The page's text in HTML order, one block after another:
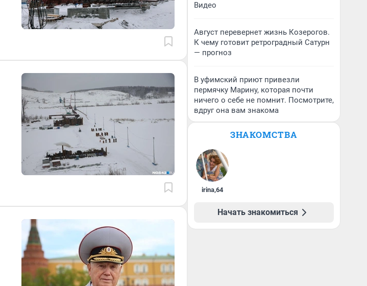
Видео
Август перевернет жизнь Козерогов.
К чему готовит ретроградный Сатурн
— прогноз
В уфимский приют привезли
пермячку Марину, которая почти
ничего о себе не помнит. Посмотрите,
вдруг она вам знакома
ЗНАКОМСТВА
irina,64
Начать знакомиться